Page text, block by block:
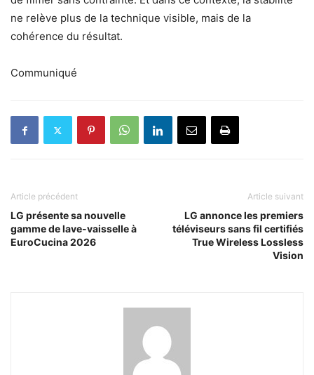
ne relève plus de la technique visible, mais de la
cohérence du résultat.
Communiqué
Article précédent
LG présente sa nouvelle
gamme de lave-vaisselle à
EuroCucina 2026
Article suivant
LG annonce les premiers
téléviseurs sans fil certifiés
True Wireless Lossless
Vision